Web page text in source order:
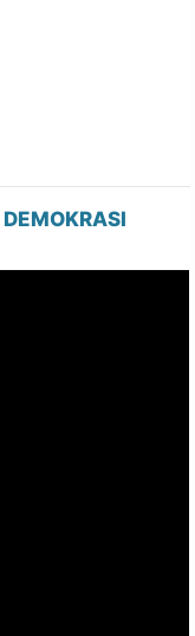
DEMOKRASI